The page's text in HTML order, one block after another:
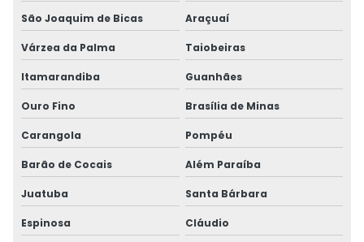
São Joaquim de Bicas Araçuaí
Várzea da Palma Taiobeiras
Itamarandiba Guanhães
Ouro Fino Brasília de Minas
Carangola Pompéu
Barão de Cocais Além Paraíba
Juatuba Santa Bárbara
Espinosa Cláudio